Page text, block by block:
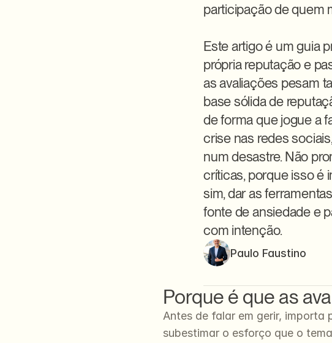
participação de quem
Este artigo é um guia
própria reputação e
as avaliações pesam
base sólida de
de forma que jogue a
crise nas redes
num desastre. Não
críticas, porque isso é
sim, dar as
fonte de ansiedade e
com intenção.
Paulo Faustino
Porque é que as
Antes de falar em gerir, importa
subestimar o esforço que o